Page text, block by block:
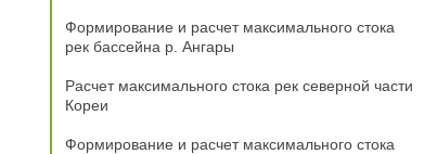
Формирование и расчет максимального стока
рек бассейна р. Ангары
Расчет максимального стока рек северной части
Кореи
Формирование и расчет максимального стока